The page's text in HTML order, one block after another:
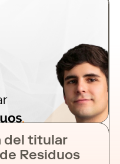
de
de Transparência
del titular
Residuos